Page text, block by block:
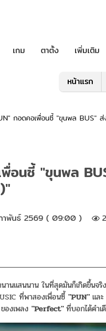
เกม ตาตั้ง เพิ่มเติม
หน้าแรก
กอดคอเพื่อนซี้ "ขุนพล BUS"
อนซี้ "ขุนพล
าพันธ์ 2569 ( 09:00 )
านแสนนาน ในที่สุดมันก็เกิดขึ้นจ
ที่พาสองเพื่อนซี้ "PUN" และ
องเพลง "Perfect" ที่บอกได้คำ